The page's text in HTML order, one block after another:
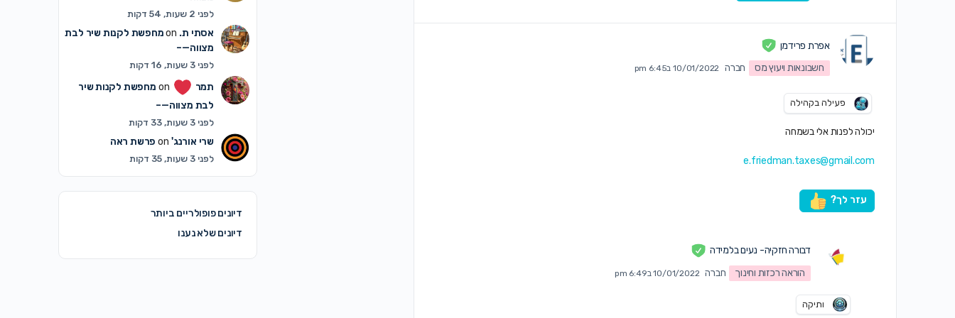
אפרת פרידמן
חשבונאות ויעוץ מס
חברה 10/01/2022 ב6:45 pm
פעילה בקהילה
יכולה לפנות אלי בשמחה
e.friedman.taxes@gmail.com
עזר לך?
דבורה חזקיה- נעים בלמידה
הוראה רכזות וחינוך
חברה 10/01/2022 ב6:49 pm
ותיקה
לפני 2 שעות, 54 דקות
אסתי ת.
מחפשת לקנות שיר לבת
מצווה—–
לפני 3 שעות, 16 דקות
תמר
מחפשת לקנות שיר
לבת מצווה—–
לפני 3 שעות, 33 דקות
שרי אורנג'on פרשת ראה
לפני 3 שעות, 35 דקות
דיונים פופולריים ביותר
דיונים שלא נענו